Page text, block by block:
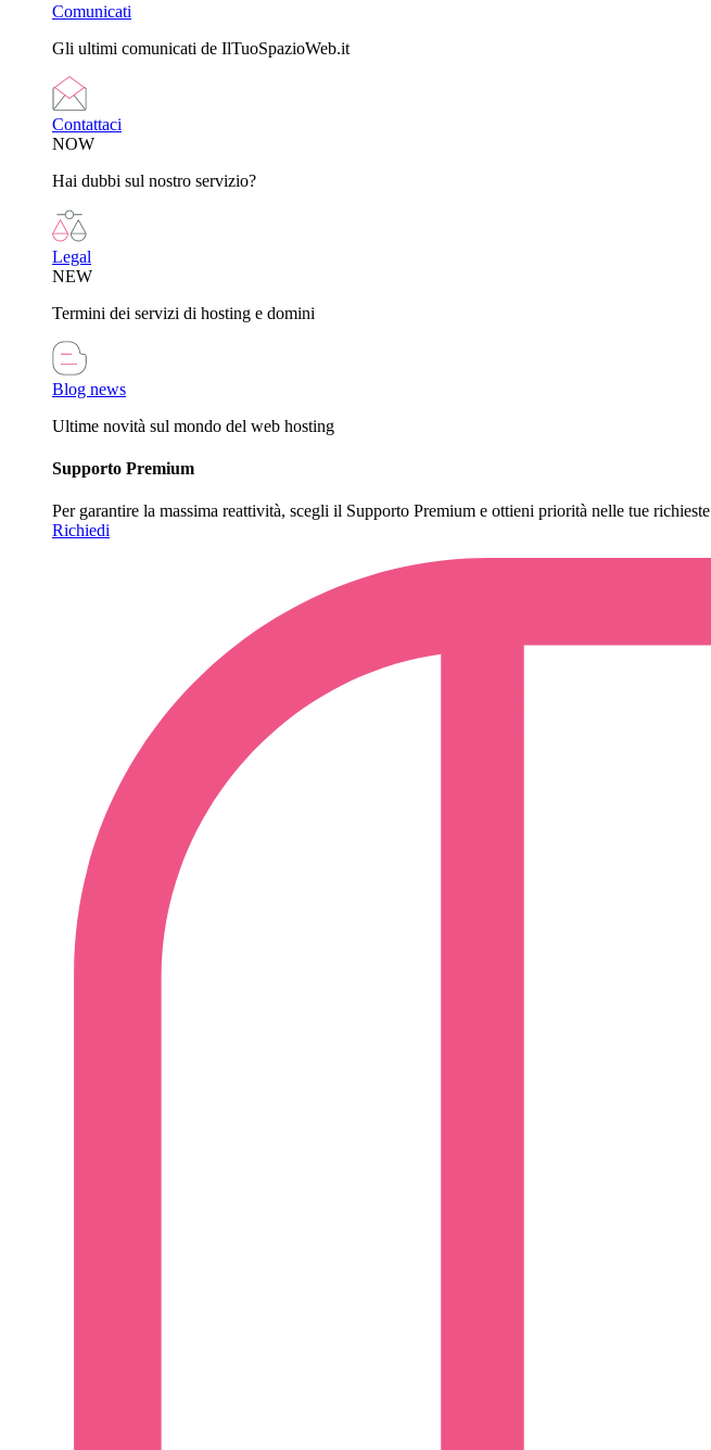
Comunicati
Gli ultimi comunicati de IlTuoSpazioWeb.it
Contattaci
NOW
Hai dubbi sul nostro servizio?
Legal
NEW
Termini dei servizi di hosting e domini
Blog news
Ultime novità sul mondo del web hosting
Supporto Premium
Per garantire la massima reattività, scegli il Supporto Premium e ottieni priorità nelle tue richieste
Richiedi